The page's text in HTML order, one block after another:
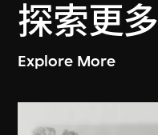
探索更多
Explore More